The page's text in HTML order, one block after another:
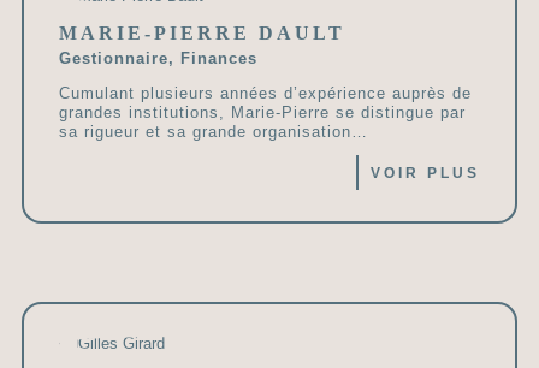
MARIE-PIERRE DAULT
Gestionnaire, Finances
Cumulant plusieurs années d’expérience auprès de
grandes institutions, Marie-Pierre se distingue par
sa rigueur et sa grande organisation…
VOIR PLUS